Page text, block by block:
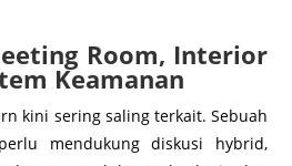
Room, Interior
Keamanan
kini sering saling terkait. Sebuah
mendukung diskusi hybrid,